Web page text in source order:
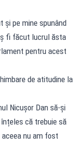
și pe mine spunând
fi făcut lucrul ăsta
pentru acest
de atitudine la
Nicușor Dan să-și
că trebuie să
nu am fost